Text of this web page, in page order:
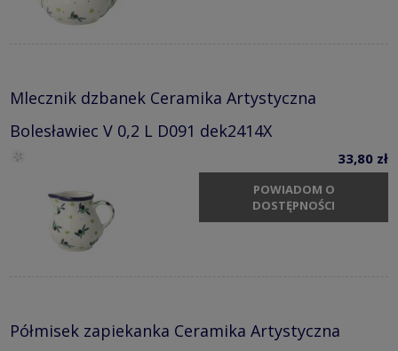
Mlecznik dzbanek Ceramika Artystyczna
Bolesławiec V 0,2 L D091 dek2414X
33,80 zł
POWIADOM O
DOSTĘPNOŚCI
Półmisek zapiekanka Ceramika Artystyczna